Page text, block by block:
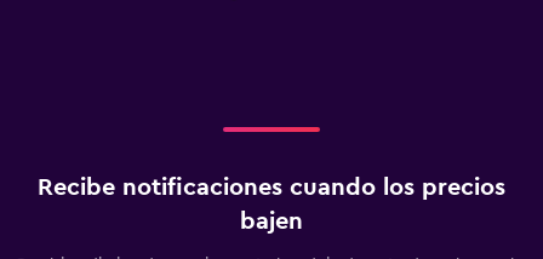
Recibe notificaciones cuando los precios
bajen